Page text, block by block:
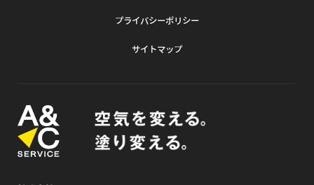
プライバシーポリシー
サイトマップ